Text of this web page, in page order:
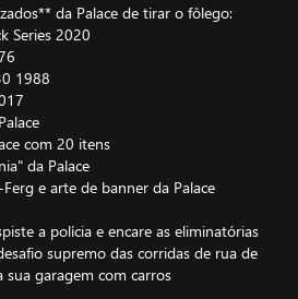
da Palace de tirar o fôlego:
Series 2020
1988
com 20 itens
da Palace
e arte de banner da Palace
a polícia e encare as eliminatórias
supremo das corridas de rua de
sua garagem com carros